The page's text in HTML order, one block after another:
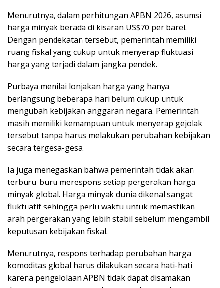
Menurutnya, dalam perhitungan APBN 2026, asumsi
harga minyak berada di kisaran US$70 per barel.
Dengan pendekatan tersebut, pemerintah memiliki
ruang fiskal yang cukup untuk menyerap fluktuasi
harga yang terjadi dalam jangka pendek.
Purbaya menilai lonjakan harga yang hanya
berlangsung beberapa hari belum cukup untuk
mengubah kebijakan anggaran negara. Pemerintah
masih memiliki kemampuan untuk menyerap gejolak
tersebut tanpa harus melakukan perubahan kebijakan
secara tergesa-gesa.
Ia juga menegaskan bahwa pemerintah tidak akan
terburu-buru merespons setiap pergerakan harga
minyak global. Harga minyak dunia dikenal sangat
fluktuatif sehingga perlu waktu untuk memastikan
arah pergerakan yang lebih stabil sebelum mengambil
keputusan kebijakan fiskal.
Menurutnya, respons terhadap perubahan harga
komoditas global harus dilakukan secara hati-hati
karena pengelolaan APBN tidak dapat disamakan